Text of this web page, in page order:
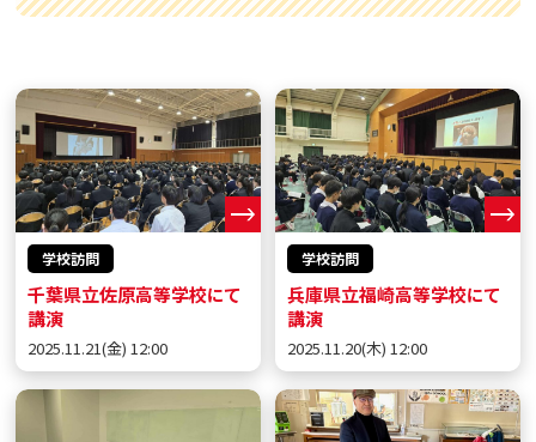
学校訪問
千葉県立佐原高等学校にて
講演
2025.11.21(金) 12:00
学校訪問
兵庫県立福崎高等学校にて
講演
2025.11.20(木) 12:00